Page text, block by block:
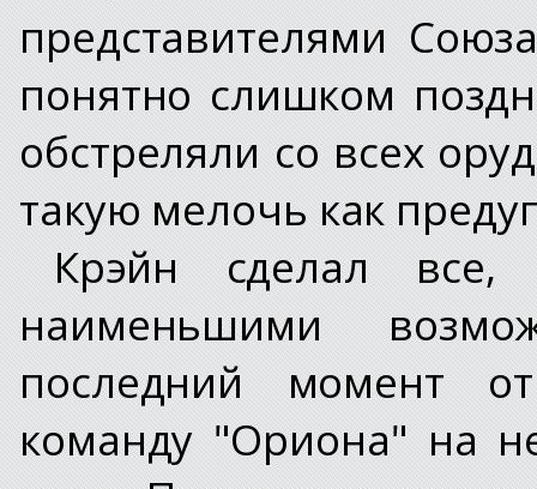
представителями
понятно слишком
обстреляли со всех
такую мелочь как
Крэйн сделал все,
наименьшими
последний момент
команду "Ориона" на